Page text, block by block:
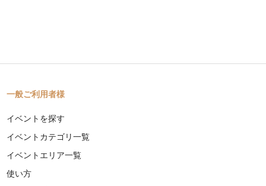
一般ご利用者様
イベントを探す
イベントカテゴリ一覧
イベントエリア一覧
使い方